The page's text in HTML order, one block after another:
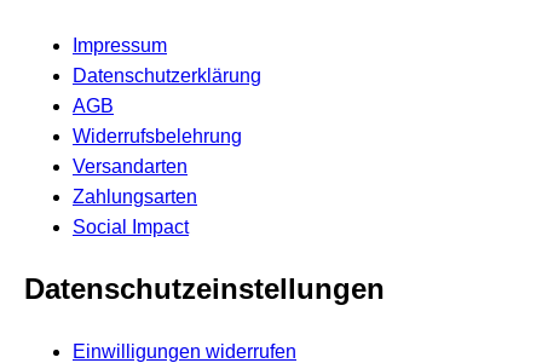
Impressum
Datenschutzerklärung
AGB
Widerrufsbelehrung
Versandarten
Zahlungsarten
Social Impact
Datenschutzeinstellungen
Einwilligungen widerrufen